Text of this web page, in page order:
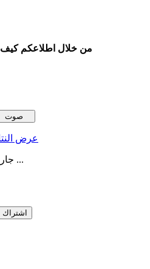
من خلال اطلاعكم كيف
عرض
جاري التحميل ...